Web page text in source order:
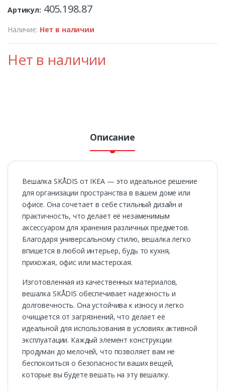
Артикул: 405.198.87
Наличие: Нет в наличии
Нет в наличии
Описание
Вешалка SKÅDIS от IKEA — это идеальное решение
для организации пространства в вашем доме или
офисе. Она сочетает в себе стильный дизайн и
практичность, что делает её незаменимым
аксессуаром для хранения различных предметов.
Благодаря универсальному стилю, вешалка легко
впишется в любой интерьер, будь то кухня,
прихожая, офис или мастерская.
Изготовленная из качественных материалов,
вешалка SKÅDIS обеспечивает надежность и
долговечность. Она устойчива к износу и легко
очищается от загрязнений, что делает её
идеальной для использования в условиях активной
эксплуатации. Каждый элемент конструкции
продуман до мелочей, что позволяет вам не
беспокоиться о безопасности ваших вещей,
которые вы будете вешать на эту вешалку.